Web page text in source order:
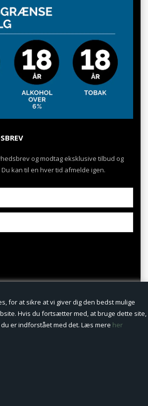
for at sikre at vi giver dig den bedst mulige
Hvis du fortsætter med, at bruge dette site,
er indforstået med det. Læs mere her
og modtag eksklusive tilbud og
kan til en hver tid afmelde igen.